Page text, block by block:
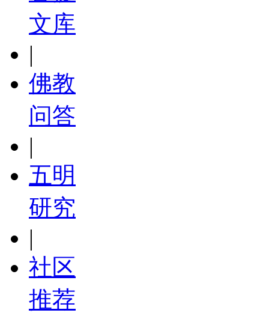
文库
|
佛教
问答
|
五明
研究
|
社区
推荐